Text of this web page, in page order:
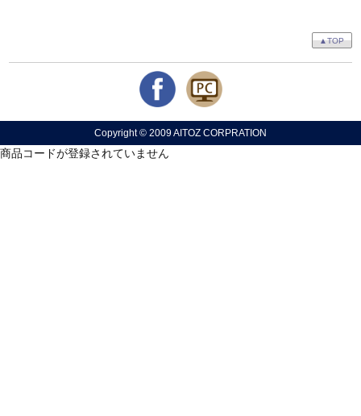
▲TOP
Copyright © 2009 AITOZ CORPRATION
商品コードが登録されていません